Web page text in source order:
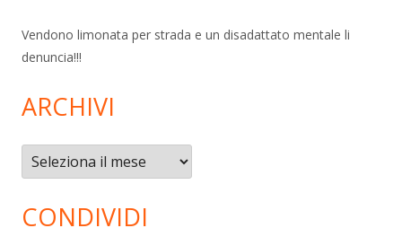
Vendono limonata per strada e un disadattato mentale li
denuncia!!!
ARCHIVI
Archivi
CONDIVIDI